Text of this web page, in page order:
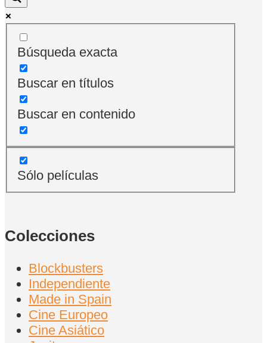
Búsqueda exacta
Buscar en títulos
Buscar en contenido
Sólo películas
Colecciones
Blockbusters
Independiente
Made in Spain
Cine Europeo
Cine Asiático